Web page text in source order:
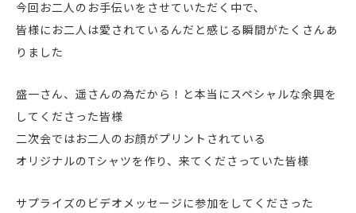
今回お二人のお手伝いをさせていただく中で、
皆様にお二人は愛されているんだと感じる瞬間がたくさんあ
りました
盛一さん、遥さんの為だから！と本当にスペシャルな余興を
してくださった皆様
二次会ではお二人のお顔がプリントされている
オリジナルのTシャツを作り、来てくださっていた皆様
サプライズのビデオメッセージに参加をしてくださった